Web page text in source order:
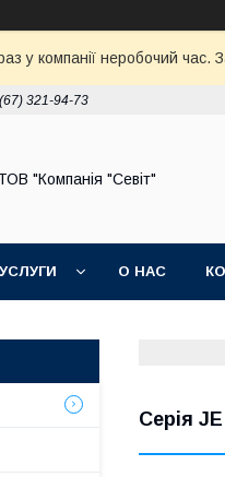
у компанії неробочий час.
321-94-73
"Компанія "Севіт"
О НАС
Серія